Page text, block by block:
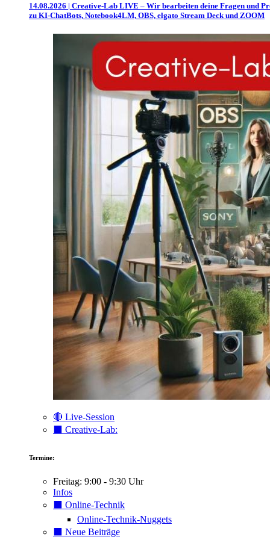
14.08.2026 | Creative-Lab LIVE – Wir bearbeiten deine Fragen und
zu KI-ChatBots, Notebook4LM, OBS, elgato Stream Deck und ZOOM
🔴 Live-Session
⬛️ Creative-Lab:
Termine:
Freitag: 9:00 - 9:30 Uhr
Infos
⬛️ Online-Technik
Online-Technik-Nuggets
⬛️ Neue Beiträge